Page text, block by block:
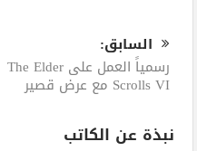
السابق:
رسمياً العمل على The Elder
Scrolls VI مع عرض قصير
نبذة عن الكاتب